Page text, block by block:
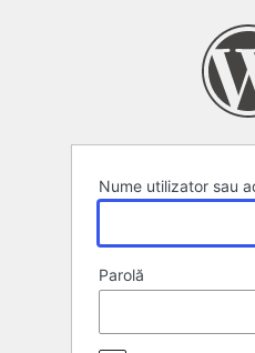
Nume utilizator sau
Parolă